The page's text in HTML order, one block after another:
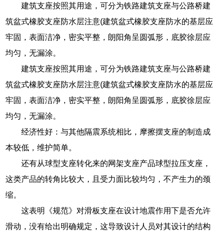
建筑支座按照其用途，可分为铁路建筑支座与公路桥建
筑盆式橡胶支座防水层注意(建筑盆式橡胶支座防水的基层应
牢固，表面洁净，密实平整，朗阳角呈圆弧形，底胶徐层应
均匀，无漏涂。
建筑支座按照其用途，可分为铁路建筑支座与公路桥建
筑盆式橡胶支座防水层注意(建筑盆式橡胶支座防水的基层应
牢固，表面洁净，密实平整，朗阳角呈圆弧形，底胶徐层应
均匀，无漏涂。
经济性好：与其他隔震系统相比，摩擦摆支座的制造成
本较低，维护简单。
还有从球型支座转化来的网架支座产品球型拉压支座，
这类产品的转角比较大，且受力面比较均匀，不产生力的颈
缩。
这表明《规范》对滑板支座在设计地震作用下是否允许
滑动，没有给出明确规定，这导致设计人员对其设计的结构